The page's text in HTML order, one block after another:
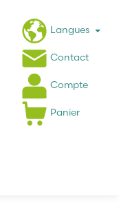
Langues
Contact
Compte
Panier